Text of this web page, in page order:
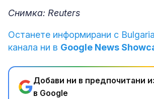
Снимка: Reuters
Останете информирани с
канала ни в Google News
Добави ни в предпочитани
в Google